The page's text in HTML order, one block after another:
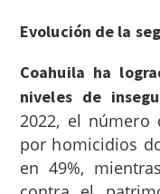
Evolución de la
Coahuila ha
niveles de
2022, el número
por homicidios
en 49%,